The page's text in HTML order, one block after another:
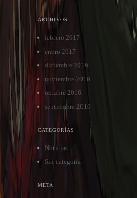
ARCHIVOS
febrero 2017
enero 2017
diciembre 2016
noviembre 2016
octubre 2016
septiembre 2016
CATEGORÍAS
Noticias
Sin categoría
META